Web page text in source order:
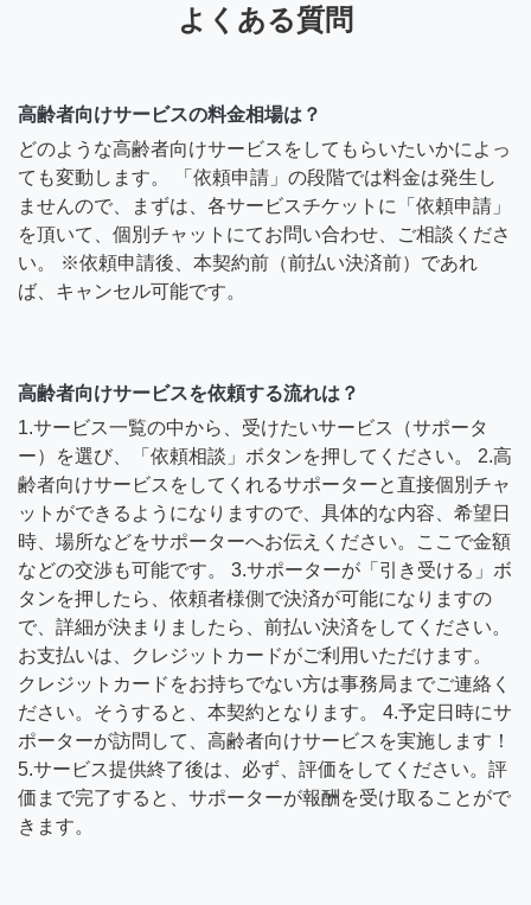
よくある質問
高齢者向けサービスの料金相場は？
どのような高齢者向けサービスをしてもらいたいかによっ
ても変動します。 「依頼申請」の段階では料金は発生し
ませんので、まずは、各サービスチケットに「依頼申請」
を頂いて、個別チャットにてお問い合わせ、ご相談くださ
い。 ※依頼申請後、本契約前（前払い決済前）であれ
ば、キャンセル可能です。
高齢者向けサービスを依頼する流れは？
1.サービス一覧の中から、受けたいサービス（サポータ
ー）を選び、「依頼相談」ボタンを押してください。 2.高
齢者向けサービスをしてくれるサポーターと直接個別チャ
ットができるようになりますので、具体的な内容、希望日
時、場所などをサポーターへお伝えください。ここで金額
などの交渉も可能です。 3.サポーターが「引き受ける」ボ
タンを押したら、依頼者様側で決済が可能になりますの
で、詳細が決まりましたら、前払い決済をしてください。
お支払いは、クレジットカードがご利用いただけます。
クレジットカードをお持ちでない方は事務局までご連絡く
ださい。そうすると、本契約となります。 4.予定日時にサ
ポーターが訪問して、高齢者向けサービスを実施します！
5.サービス提供終了後は、必ず、評価をしてください。評
価まで完了すると、サポーターが報酬を受け取ることがで
きます。